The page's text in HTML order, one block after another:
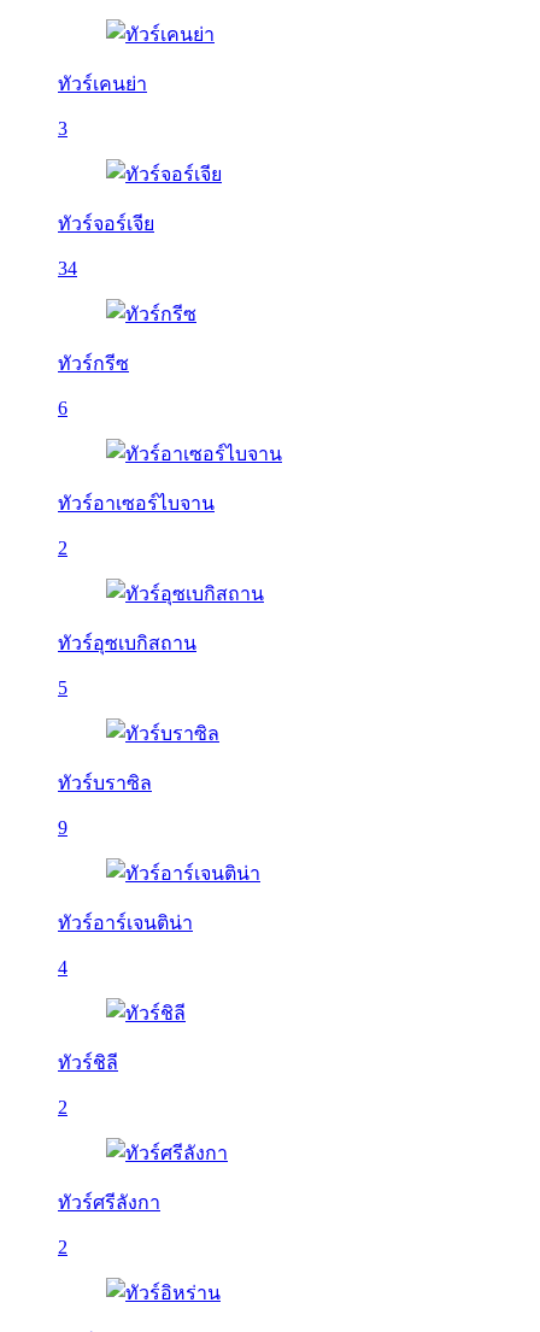
ทัวร์เคนย่า
3
ทัวร์จอร์เจีย
34
ทัวร์กรีซ
6
ทัวร์อาเซอร์ไบจาน
2
ทัวร์อุซเบกิสถาน
5
ทัวร์บราซิล
9
ทัวร์อาร์เจนติน่า
4
ทัวร์ชิลี
2
ทัวร์ศรีลังกา
2